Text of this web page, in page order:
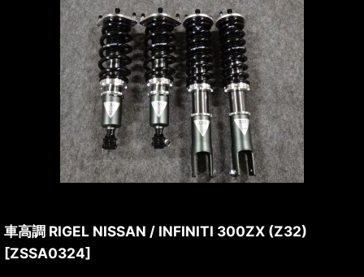
車高調 RIGEL NISSAN / INFINITI 300ZX (Z32)
[ZSSA0324]